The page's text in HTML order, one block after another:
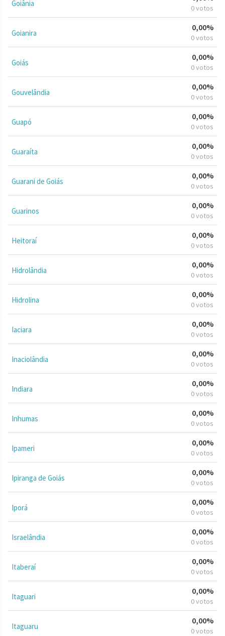
Goiânia 0 votos
Goianira
0,00%
0 votos
Goiás
0,00%
0 votos
Gouvelândia
0,00%
0 votos
Guapó
0,00%
0 votos
Guaraíta
0,00%
0 votos
Guarani de Goiás
0,00%
0 votos
Guarinos
0,00%
0 votos
Heitoraí
0,00%
0 votos
Hidrolândia
0,00%
0 votos
Hidrolina
0,00%
0 votos
Iaciara
0,00%
0 votos
Inaciolândia
0,00%
0 votos
Indiara
0,00%
0 votos
Inhumas
0,00%
0 votos
Ipameri
0,00%
0 votos
Ipiranga de Goiás
0,00%
0 votos
Iporá
0,00%
0 votos
Israelândia
0,00%
0 votos
Itaberaí
0,00%
0 votos
Itaguari
0,00%
0 votos
Itaguaru
0,00%
0 votos